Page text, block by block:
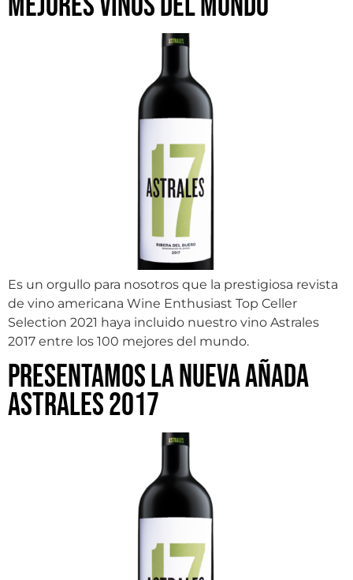
Es un orgullo para nosotros que la prestigiosa revista
de vino americana Wine Enthusiast Top Celler
Selection 2021 haya incluido nuestro vino Astrales
2017 entre los 100 mejores del mundo.
Presentamos la nueva añada
Astrales 2017